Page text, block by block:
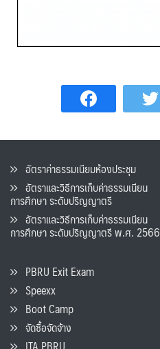
อัตราค่าธรรมเนียมห้องประชุม
อัตราและวิธีการเก็บค่าธรรมเนียน
การศึกษา ระดับปริญญาตรี
อัตราและวิธีการเก็บค่าธรรมเนียน
การศึกษา ระดับปริญญาตรี พ.ศ. 2566
PBRU Exit Exam
Speexx
Boot Camp
จัดซื้อจัดจ้าง